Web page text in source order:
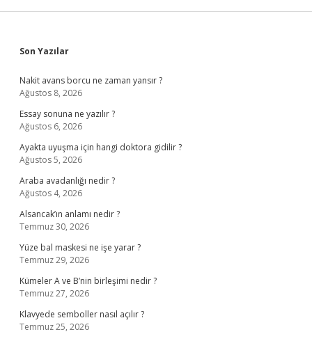
Sidebar
Son Yazılar
Nakit avans borcu ne zaman yansır ?
Ağustos 8, 2026
Essay sonuna ne yazılır ?
Ağustos 6, 2026
Ayakta uyuşma için hangi doktora gidilir ?
Ağustos 5, 2026
Araba avadanlığı nedir ?
Ağustos 4, 2026
Alsancak’ın anlamı nedir ?
Temmuz 30, 2026
Yüze bal maskesi ne işe yarar ?
Temmuz 29, 2026
Kümeler A ve B’nin birleşimi nedir ?
Temmuz 27, 2026
Klavyede semboller nasıl açılır ?
Temmuz 25, 2026